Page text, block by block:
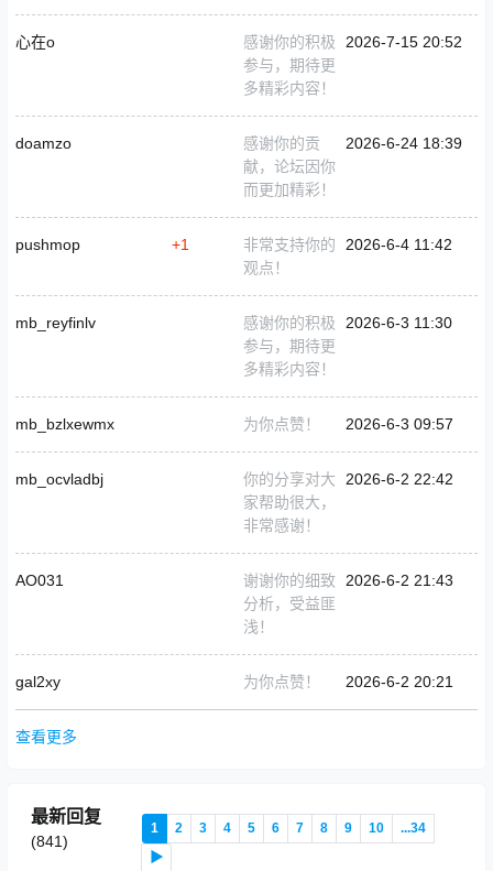
心在o
感谢你的积极
参与，期待更
多精彩内容！
2026-7-15 20:52
doamzo
感谢你的贡
献，论坛因你
而更加精彩！
2026-6-24 18:39
pushmop +1
非常支持你的
观点！
2026-6-4 11:42
mb_reyfinlv
感谢你的积极
参与，期待更
多精彩内容！
2026-6-3 11:30
mb_bzlxewmx 为你点赞！ 2026-6-3 09:57
mb_ocvladbj
你的分享对大
家帮助很大，
非常感谢！
2026-6-2 22:42
AO031
谢谢你的细致
分析，受益匪
浅！
2026-6-2 21:43
gal2xy 为你点赞！ 2026-6-2 20:21
查看更多
最新回复
(841)
1 2 3 4 5 6 7 8 9 10
...34
▶